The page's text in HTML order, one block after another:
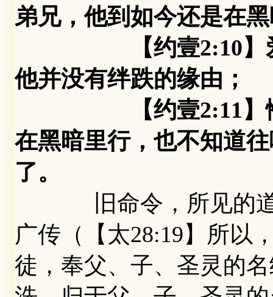
弟兄，他到如今还是在
【约壹2:10】爱弟
他并没有绊跌的缘由；
【约壹2:11】惟独
在黑暗里行，也不知道
了。
旧命令，所见的道
广传（【太28:19】所以
徒，奉父、子、圣灵的